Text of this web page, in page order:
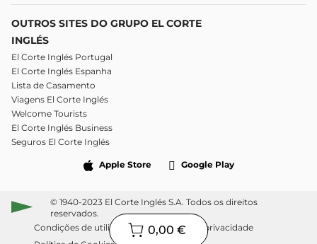
OUTROS SITES DO GRUPO EL CORTE
INGLÉS
El Corte Inglés Portugal
El Corte Inglés Espanha
Lista de Casamento
Viagens El Corte Inglés
Welcome Tourists
El Corte Inglés Business
Seguros El Corte Inglés
Apple Store Google Play
© 1940-2023 El Corte Inglés S.A. Todos os direitos
reservados.
Condições de utilização
Política de privacidade
0,00 €